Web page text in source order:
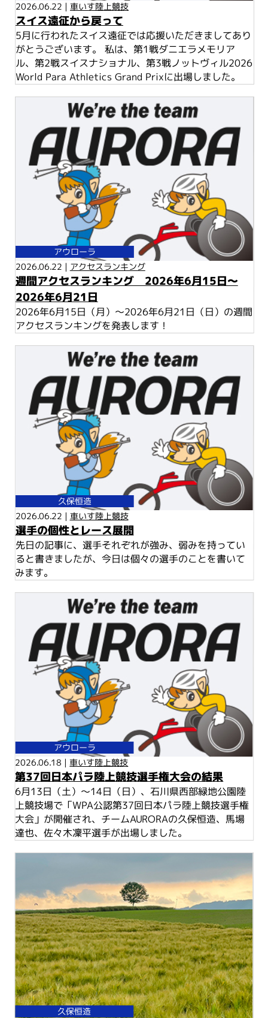
2026.06.22 | 車いす陸上競技
スイス遠征から戻って
5月に行われたスイス遠征では応援いただきましてあり
がとうございます。 私は、第1戦ダニエラメモリア
ル、第2戦スイスナショナル、第3戦ノットヴィル2026
World Para Athletics Grand Prixに出場しました。
アウローラ
2026.06.22 | アクセスランキング
週間アクセスランキング 2026年6月15日～
2026年6月21日
2026年6月15日（月）～2026年6月21日（日）の週間
アクセスランキングを発表します！
久保恒造
2026.06.22 | 車いす陸上競技
選手の個性とレース展開
先日の記事に、選手それぞれが強み、弱みを持ってい
ると書きましたが、今日は個々の選手のことを書いて
みます。
アウローラ
2026.06.18 |車いす陸上競技
第37回日本パラ陸上競技選手権大会の結果
6月13日（土）～14日（日）、石川県西部緑地公園陸
上競技場で「WPA公認第37回日本パラ陸上競技選手権
大会」が開催され、チームAURORAの久保恒造、馬場
達也、佐々木凜平選手が出場しました。
久保恒造